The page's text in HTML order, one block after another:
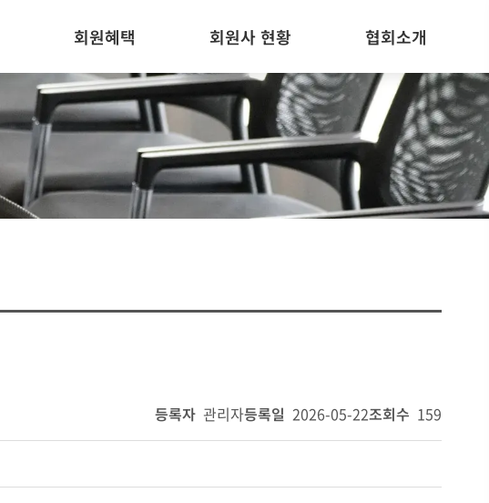
회원혜택 회원사 현황 협회소개
등록자 관리자등록일 2026-05-22조회수 159